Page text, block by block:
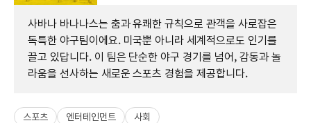
사바나 바나나스는 춤과 유쾌한 규칙으로 관객을 사로잡은
독특한 야구팀이에요. 미국뿐 아니라 세계적으로도 인기를
끌고 있답니다. 이 팀은 단순한 야구 경기를 넘어, 감동과 놀
라움을 선사하는 새로운 스포츠 경험을 제공합니다.
스포츠 엔터테인먼트 사회